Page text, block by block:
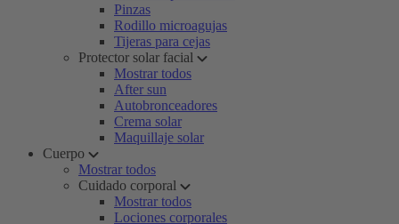
Pinzas
Rodillo microagujas
Tijeras para cejas
Protector solar facial
Mostrar todos
After sun
Autobronceadores
Crema solar
Maquillaje solar
Cuerpo
Mostrar todos
Cuidado corporal
Mostrar todos
Lociones corporales